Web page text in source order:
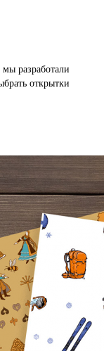
разработали
открытки